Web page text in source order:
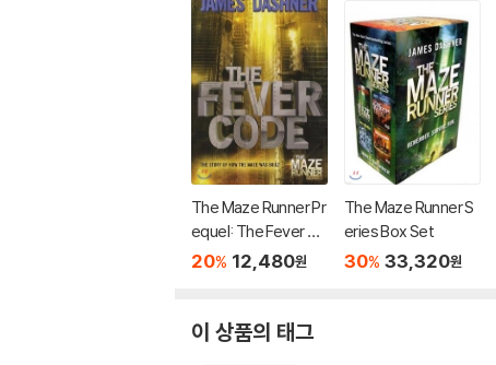
The Maze Runner Pr
equel: The Fever Co
de
20% 12,480원
The Maze Runner S
eries Box Set
30% 33,320원
이 상품의 태그